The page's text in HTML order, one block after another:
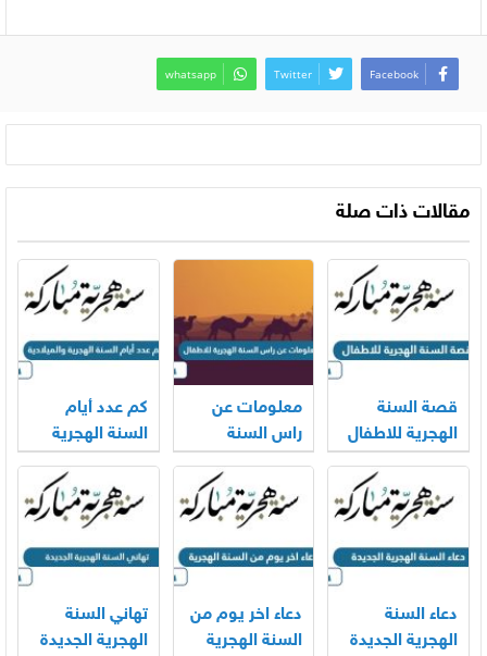
Facebook
Twitter
whatsapp
مقالات ذات صلة
قصة السنة
الهجرية للاطفال
معلومات عن
راس السنة
الهجرية للاطفال
كم عدد أيام
السنة الهجرية
والميلادية
دعاء السنة
الهجرية الجديدة
دعاء اخر يوم من
السنة الهجرية
تهاني السنة
الهجرية الجديدة